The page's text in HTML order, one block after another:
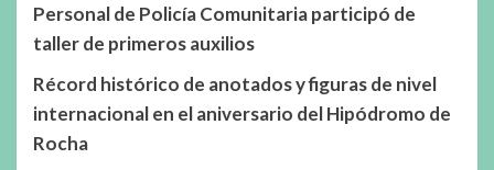
Personal de Policía Comunitaria participó de
taller de primeros auxilios
Récord histórico de anotados y figuras de nivel
internacional en el aniversario del Hipódromo de
Rocha